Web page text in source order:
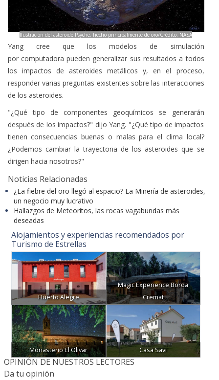
Ilustración del asteroide Psyche, hecho principalmente de oro/Crédito: NASA
Yang cree que los modelos de simulación
por computadora pueden generalizar sus resultados a todos
los impactos de asteroides metálicos y, en el proceso,
responder varias preguntas existentes sobre las interacciones
de los asteroides.
"¿Qué tipo de componentes geoquímicos se generarán
después de los impactos?" dijo Yang. "¿Qué tipo de impactos
tienen consecuencias buenas o malas para el clima local?
¿Podemos cambiar la trayectoria de los asteroides que se
dirigen hacia nosotros?"
Noticias Relacionadas
¿La fiebre del oro llegó al espacio? La Minería de asteroides,
un negocio muy lucrativo
Hallazgos de Meteoritos, las rocas vagabundas más
deseadas
Alojamientos y experiencias recomendados por
Turismo de Estrellas
Huerto Alegre
Magic Experience Borda
Cremat
Monasterio El Olivar Casa Savi
OPINIÓN DE NUESTROS LECTORES
Da tu opinión